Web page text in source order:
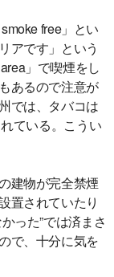
free」とい
アです」という
」で喫煙をし
あるので注意が
では、タバコは
ている。こうい
建物が完全禁煙
置されていたり
った”では済まさ
で、十分に気を